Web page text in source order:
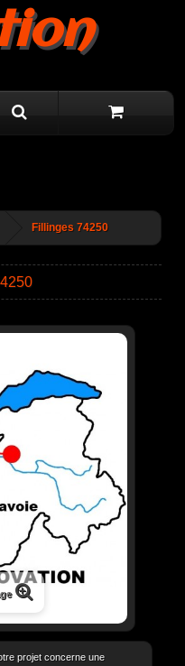
Fillinges 74250
projet concerne une